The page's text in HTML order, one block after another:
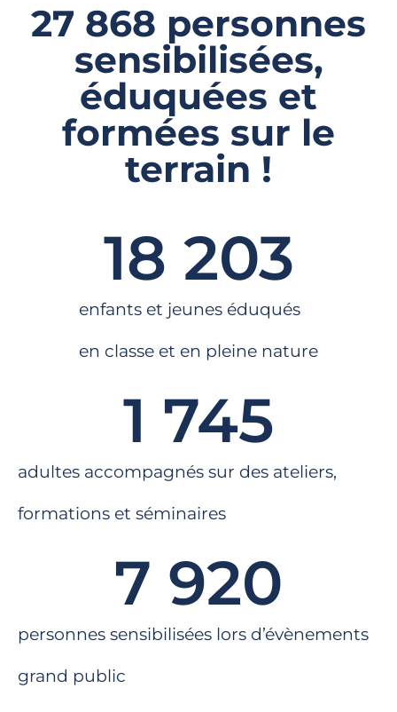
27 868 personnes
sensibilisées,
éduquées et
formées sur le
terrain !
enfants et jeunes éduqués
en classe et en pleine nature
18 203
adultes accompagnés sur des ateliers,
formations et séminaires
1 745
personnes sensibilisées lors d’évènements
grand public
7 920